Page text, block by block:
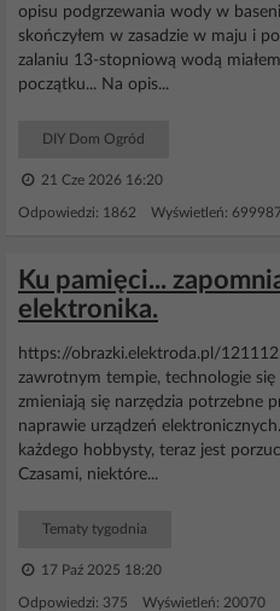
opisu podgrzewania wody w
skończyłem w zasadzie w maju i
zalaniu 13-stopniową wodą
początku... Na opis...
DIY Dom Ogród
21 Cze 2026 16:20
Odpowiedzi: 1862 Wyświetleń: 699987
Ku pamięci...
elektronika.
https://obrazki.elektroda.pl/
zawrotnym tempie, technologie się
zmieniają się narzędzia potrzebne
naprawie urządzeń
każdego hobbysty, teraz jest
Czasami, niektóre...
Tematy tygodnia
17 Paź 2025 18:20
Odpowiedzi: 375 Wyświetleń: 20070